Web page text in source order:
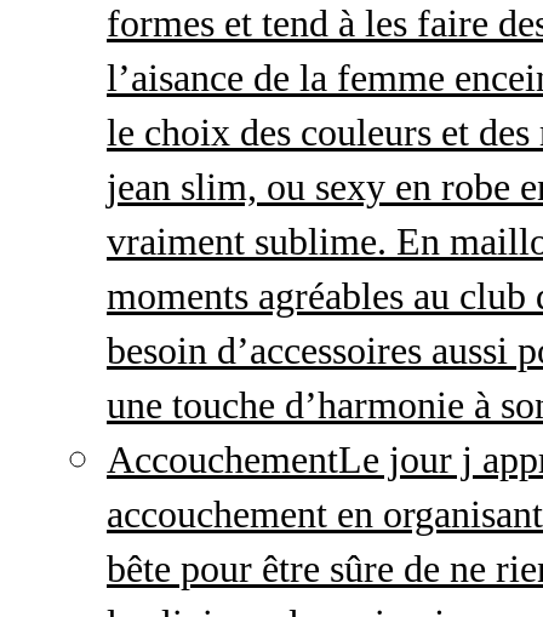
formes et tend à les faire
l’aisance de la femme
le choix des couleurs et
jean slim, ou sexy en robe
vraiment sublime. En
moments agréables au
besoin d’accessoires aussi
une touche d’harmonie à
AccouchementLe jour j
accouchement en
bête pour être sûre de ne